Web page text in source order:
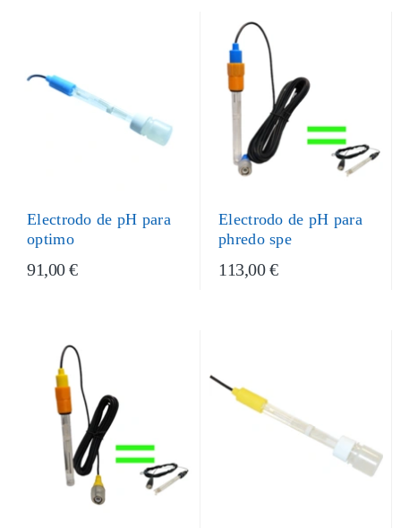
Electrodo de pH para
optimo
91,00 €
Electrodo de pH para
phredo spe
113,00 €